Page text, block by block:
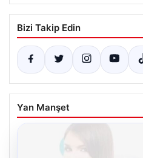
Bizi Takip Edin
Yan Manşet